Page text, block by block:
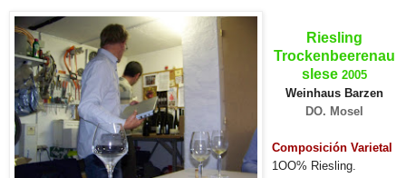
Riesling
Trockenbeerenau
slese 2005
Weinhaus Barzen
DO. Mosel
Composición Varietal
1OO% Riesling.